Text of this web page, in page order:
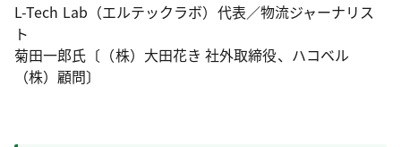
L-Tech Lab（エルテックラボ）代表／物流ジャーナリス
ト
菊田一郎氏〔（株）大田花き 社外取締役、ハコベル
（株）顧問〕